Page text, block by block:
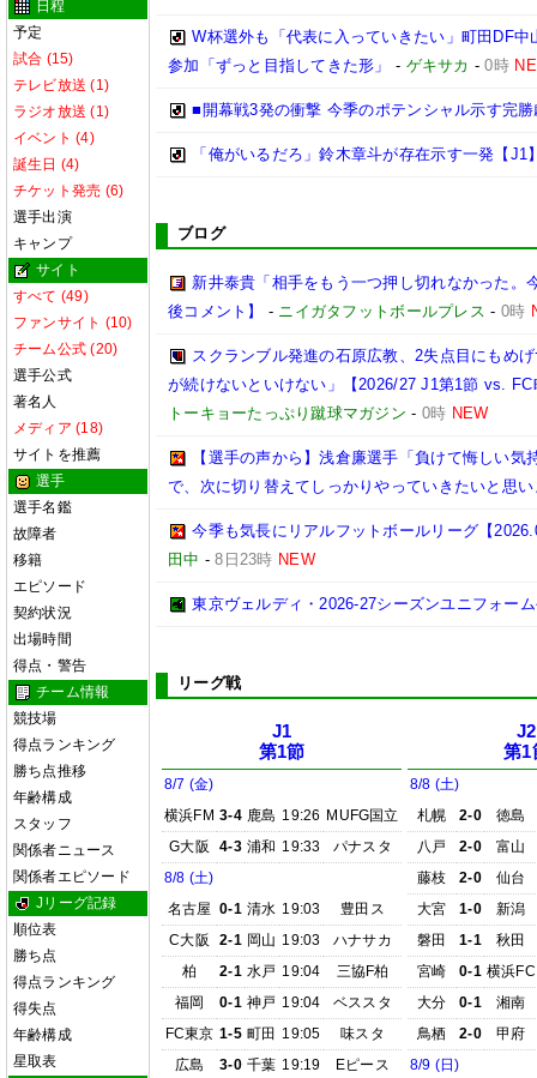
日程
予定
試合 (15)
テレビ放送 (1)
ラジオ放送 (1)
イベント (4)
誕生日 (4)
チケット発売 (6)
選手出演
キャンプ
サイト
すべて (49)
ファンサイト (10)
チーム公式 (20)
選手公式
著名人
メディア (18)
サイトを推薦
選手
選手名鑑
故障者
移籍
エピソード
契約状況
出場時間
得点・警告
チーム情報
競技場
得点ランキング
勝ち点推移
年齢構成
スタッフ
関係者ニュース
関係者エピソード
Jリーグ記録
順位表
勝ち点
得点ランキング
得失点
年齢構成
星取表
W杯選外も「代表に入っていきたい」町田DF
参加「ずっと目指してきた形」
- ゲキサカ -0時
■開幕戦3発の衝撃 今季のポテンシャル示す完勝
「俺がいるだろ」鈴木章斗が存在示す一発【J1
ブログ
新井泰貴「相手をもう一つ押し切れなかった
後コメント】
- ニイガタフットボールプレス - 0時
スクランブル発進の石原広教、2失点目にもめ
が続けないといけない」【2026/27 J1第1節 vs.
トーキョーたっぷり蹴球マガジン - 0時 NEW
【選手の声から】浅倉廉選手「負けて悔しい
で、次に切り替えてしっかりやっていきたいと思
今季も気長にリアルフットボールリーグ【
田中 -8日23時 NEW
東京ヴェルディ・2026-27シーズンユニフォー
リーグ戦
J1
第1節
8/7 (金)
横浜FM 3-4 鹿島 19:26 MUFG国立
G大阪
4-3 浦和 19:33
パナスタ
8/8 (土)
名古屋 0-1 清水 19:03
豊田ス
C大阪
2-1 岡山 19:03
ハナサカ
柏
2-1 水戸 19:04
三協F柏
福岡
0-1 神戸 19:04
ベススタ
FC東京 1-5 町田 19:05
味スタ
広島
3-0 千葉 19:19
Eピース
J2
第1
8/8 (土)
札幌
2-0
徳島
八戸
2-0
富山
藤枝
2-0
仙台
大宮
1-0
新潟
磐田
1-1
秋田
宮崎
0-1 横浜FC
大分
0-1
湘南
鳥栖
2-0
甲府
8/9 (日)